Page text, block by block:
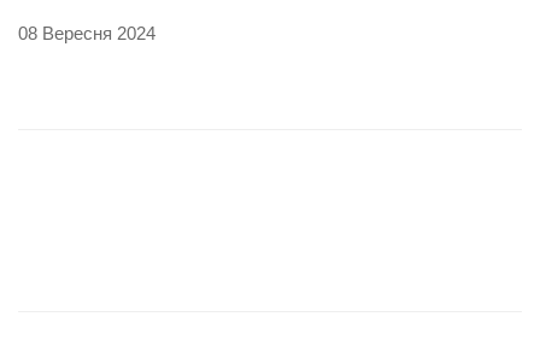
08 Вересня 2024